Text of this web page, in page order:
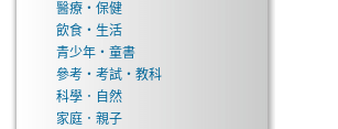
醫療‧保健
飲食‧生活
青少年‧童書
參考‧考試‧教科
科學．自然
家庭．親子